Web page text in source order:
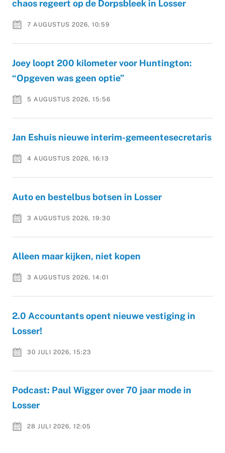
chaos regeert op de Dorpsbleek in Losser
7 AUGUSTUS 2026, 10:59
Joey loopt 200 kilometer voor Huntington:
“Opgeven was geen optie”
5 AUGUSTUS 2026, 15:56
Jan Eshuis nieuwe interim-gemeentesecretaris
4 AUGUSTUS 2026, 16:13
Auto en bestelbus botsen in Losser
3 AUGUSTUS 2026, 19:30
Alleen maar kijken, niet kopen
3 AUGUSTUS 2026, 14:01
2.0 Accountants opent nieuwe vestiging in
Losser!
30 JULI 2026, 15:23
Podcast: Paul Wigger over 70 jaar mode in
Losser
28 JULI 2026, 12:05